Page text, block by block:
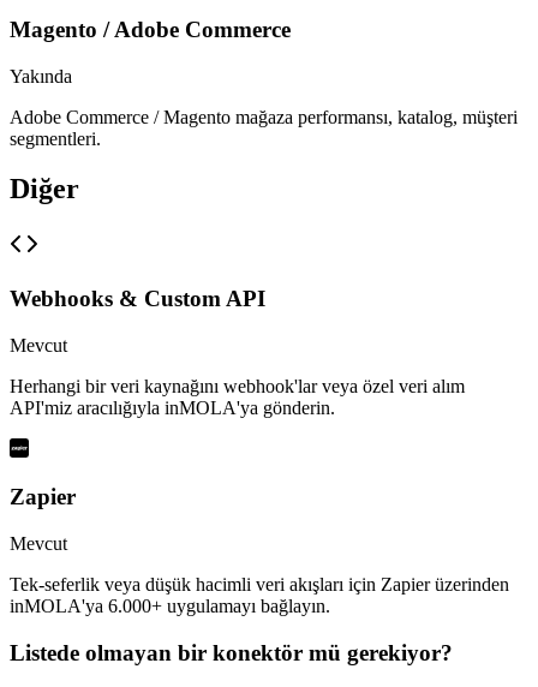
Magento / Adobe Commerce
Yakında
Adobe Commerce / Magento mağaza performansı, katalog, müşteri
segmentleri.
Diğer
Webhooks & Custom API
Mevcut
Herhangi bir veri kaynağını webhook'lar veya özel veri alım
API'miz aracılığıyla inMOLA'ya gönderin.
Zapier
Mevcut
Tek-seferlik veya düşük hacimli veri akışları için Zapier üzerinden
inMOLA'ya 6.000+ uygulamayı bağlayın.
Listede olmayan bir konektör mü gerekiyor?